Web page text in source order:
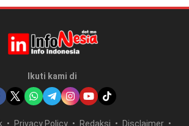
Ikuti kami di
Privacy Policy Redaksi Disclaimer